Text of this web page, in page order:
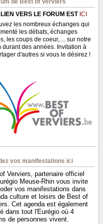
de Best of Verviers
LIEN VERS LE FORUM EST ICI
les nombreux échanges qui
les débats, échanges
les coups de coeur,.... sur notre
durant des années. Invitation à
d'autres si vous le désirez !
vos manifestations ici
Verviers, partenaire officiel
Meuse-Rhin vous invite
vos manifestations dans
culture et loisirs de Best of
Cet agenda est également
dans tout l'Eurégio où 4
de personnes vivent.